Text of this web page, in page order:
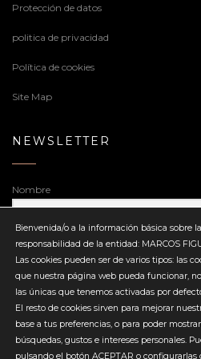
Protección de datos
politica de privacidad
Política de cookies
Site Map
NEWSLETTER
Nombre
Dirección de correo electrónico
Enviar
Bienvenida/o a la información básica sobre
responsabilidad de la entidad: MARCOS
Las cookies pueden ser de varios tipos: las
que nuestra página web pueda funcionar,
las únicas que tenemos activadas por
El resto de cookies sirven para mejorar
base a tus preferencias, o para poder
búsquedas, gustos e intereses personales.
pulsando el botón ACEPTAR o